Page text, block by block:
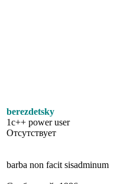
berezdetsky
1c++ power user
Отсутствует
barba non facit sisadminum